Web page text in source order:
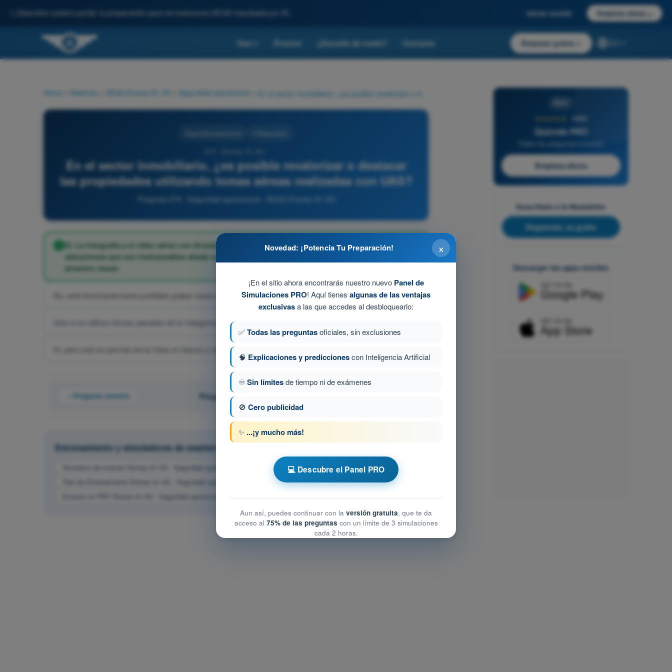
Descubre nuestro portal: tu preparación para los exámenes AESA impulsada por IA. Iniciar sesión Empieza ahora
Test Precios ¿Escuela de vuelo? Contacto Empezar gratis
Home Materias AESA Drones A1-A3 Seguridad operacional
En el sector inmobiliario, ¿es posible revalorizar o destacar
las propiedades utilizando tomas aéreas realizadas con UAS?
Pregunta 279 - Seguridad operacional - AESA Drones A1-A3
Sí. La fotografía y el vídeo aéreo con drones resaltan características arquitectónicas, parcelas y
ubicaciones que son inalcanzables desde una perspectiva terrestre, mejorando enormemente su
atractivo visual.
No, está terminantemente prohibido grabar casas en España por la Ley de Protección de Datos.
Solo si se utilizan drones pesados de la Categoría Certificada.
Sí, pero solo se permite tomar fotos en blanco y negro por motivos de privacidad.
Pregunta anterior Pregunta 75 de 485
Entrenamiento y simuladores de examen AESA Drones A1-A3
Simulacro de examen Drones A1-A3 - Seguridad operacional
Test de Entrenamiento Drones A1-A3 - Seguridad operacional
Examen en PDF Drones A1-A3 - Seguridad operacional
4,6/5
Quizvds PRO
Empieza ahora
Suscríbete a la Newsletter
Regístrate, es gratis
Descargar las apps móviles
×
Novedad: ¡Potencia Tu Preparación!
¡En el sitio ahora encontrarás nuestro nuevo Panel de
Simulaciones PRO! Aquí tienes algunas de las ventajas
exclusivasa las que accedes al desbloquearlo:
✅Todas las preguntasoficiales, sin exclusiones
🧠 Explicaciones y prediccionescon Inteligencia Artificial
♾️Sin límitesde tiempo ni de exámenes
🚫 Cero publicidad
✨ ...¡y mucho más!
💻 Descubre el Panel PRO
Aun así, puedes continuar con la versión gratuita, que te da
acceso al 75% de las preguntas con un límite de 3 simulaciones
cada 2 horas.